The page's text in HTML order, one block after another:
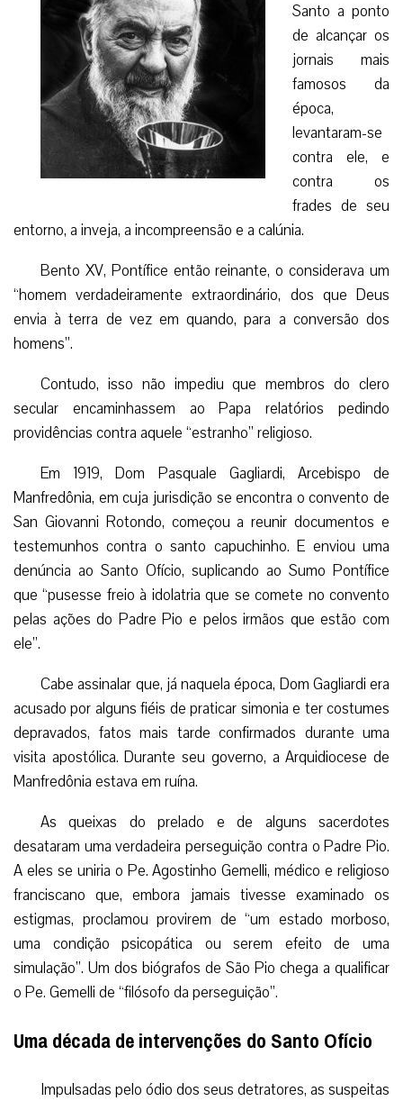
Santo a ponto
de alcançar os
jornais mais
famosos da
época,
levantaram-se
contra ele, e
contra os
frades de seu
entorno, a inveja, a incompreensão e a calúnia.
Bento XV, Pontífice então reinante, o considerava um
“homem verdadeiramente extraordinário, dos que Deus
envia à terra de vez em quando, para a conversão dos
homens”.
Contudo, isso não impediu que membros do clero
secular encaminhassem ao Papa relatórios pedindo
providências contra aquele “estranho” religioso.
Em 1919, Dom Pasquale Gagliardi, Arcebispo de
Manfredônia, em cuja jurisdição se encontra o convento de
San Giovanni Rotondo, começou a reunir documentos e
testemunhos contra o santo capuchinho. E enviou uma
denúncia ao Santo Ofício, suplicando ao Sumo Pontífice
que “pusesse freio à idolatria que se comete no convento
pelas ações do Padre Pio e pelos irmãos que estão com
ele”.
Cabe assinalar que, já naquela época, Dom Gagliardi era
acusado por alguns fiéis de praticar simonia e ter costumes
depravados, fatos mais tarde confirmados durante uma
visita apostólica. Durante seu governo, a Arquidiocese de
Manfredônia estava em ruína.
As queixas do prelado e de alguns sacerdotes
desataram uma verdadeira perseguição contra o Padre Pio.
A eles se uniria o Pe. Agostinho Gemelli, médico e religioso
franciscano que, embora jamais tivesse examinado os
estigmas, proclamou provirem de “um estado morboso,
uma condição psicopática ou serem efeito de uma
simulação”. Um dos biógrafos de São Pio chega a qualificar
o Pe. Gemelli de “filósofo da perseguição”.
Uma década de intervenções do Santo Ofício
Impulsadas pelo ódio dos seus detratores, as suspeitas